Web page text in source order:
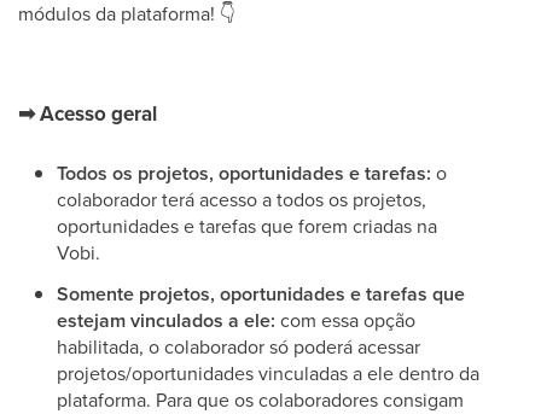
módulos da plataforma! 👇
➡Acesso geral
Todos os projetos, oportunidades e tarefas: o
colaborador terá acesso a todos os projetos,
oportunidades e tarefas que forem criadas na
Vobi.
Somente projetos, oportunidades e tarefas que
estejam vinculados a ele: com essa opção
habilitada, o colaborador só poderá acessar
projetos/oportunidades vinculadas a ele dentro da
plataforma. Para que os colaboradores consigam